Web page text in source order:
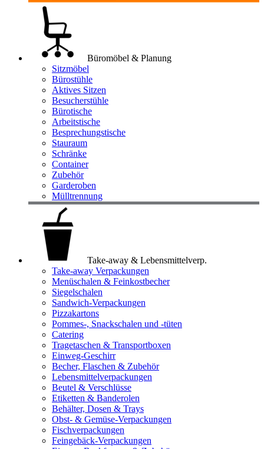
Büromöbel & Planung
Sitzmöbel
Bürostühle
Aktives Sitzen
Besucherstühle
Bürotische
Arbeitstische
Besprechungstische
Stauraum
Schränke
Container
Zubehör
Garderoben
Mülltrennung
Take-away & Lebensmittelverp.
Take-away Verpackungen
Menüschalen & Feinkostbecher
Siegelschalen
Sandwich-Verpackungen
Pizzakartons
Pommes-, Snackschalen und -tüten
Catering
Tragetaschen & Transportboxen
Einweg-Geschirr
Becher, Flaschen & Zubehör
Lebensmittelverpackungen
Beutel & Verschlüsse
Etiketten & Banderolen
Behälter, Dosen & Trays
Obst- & Gemüse-Verpackungen
Fischverpackungen
Feingebäck-Verpackungen